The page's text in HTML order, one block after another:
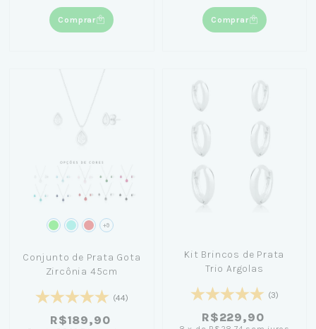
Comprar Comprar
+9
Conjunto de Prata Gota
Zircônia 45cm
(44)
R$189,90
Kit Brincos de Prata
Trio Argolas
(3)
R$229,90